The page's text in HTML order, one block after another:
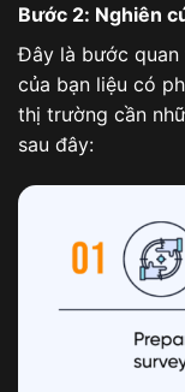
Bước 2: Nghiên
Đây là bước
của bạn liệu có
thị trường cần
sau đây: